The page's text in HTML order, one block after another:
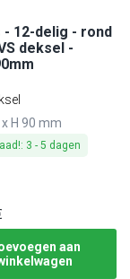
12-delig - rond
deksel -
x H 90 mm
: 3 -5 dagen
aan